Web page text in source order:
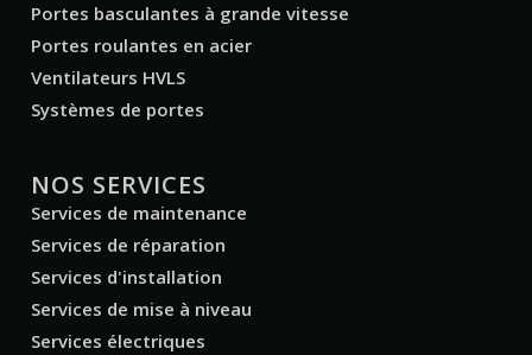
Portes basculantes à grande vitesse
Portes roulantes en acier
Ventilateurs HVLS
Systèmes de portes
NOS SERVICES
Services de maintenance
Services de réparation
Services d'installation
Services de mise à niveau
Services électriques